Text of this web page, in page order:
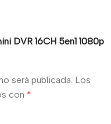
DVR 16CH 5en1 1080p
será publicada. Los
con *